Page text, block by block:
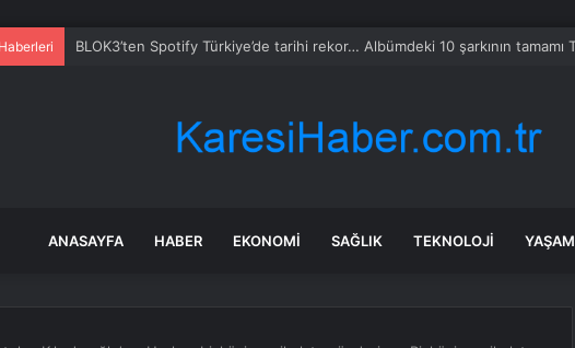
GoPro hissesi neden bugün düşüyor?
ANASAYFA HABER EKONOMI SAĞLIK TEKNOLOJI YAŞAM